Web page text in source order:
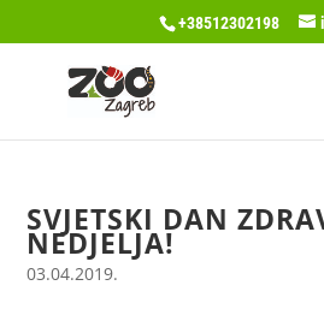
+38512302198
SVJETSKI DAN
NEDJELJA!
03.04.2019.